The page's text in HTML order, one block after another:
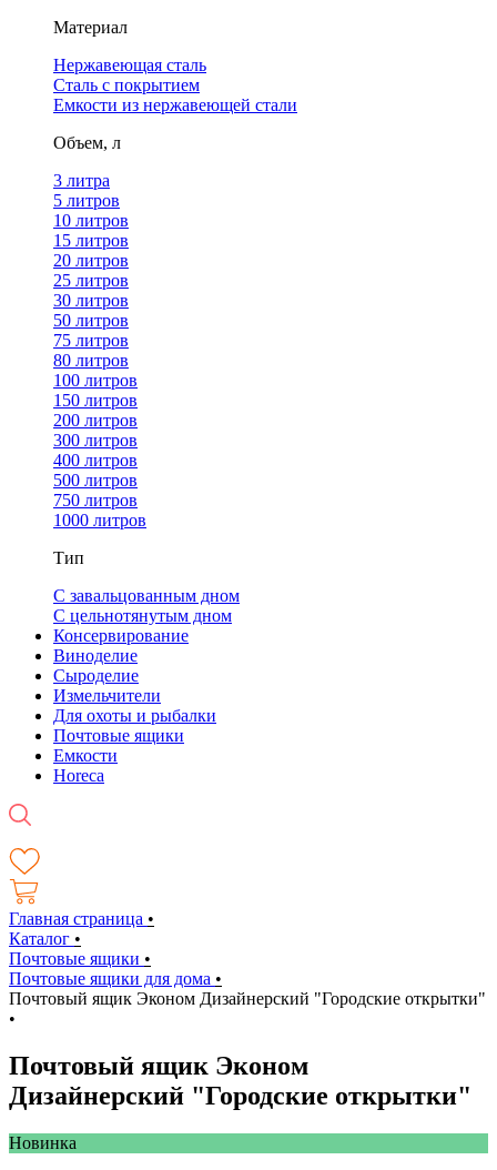
Материал
Нержавеющая сталь
Сталь с покрытием
Емкости из нержавеющей стали
Объем, л
3 литра
5 литров
10 литров
15 литров
20 литров
25 литров
30 литров
50 литров
75 литров
80 литров
100 литров
150 литров
200 литров
300 литров
400 литров
500 литров
750 литров
1000 литров
Тип
С завальцованным дном
С цельнотянутым дном
Консервирование
Виноделие
Сыроделие
Измельчители
Для охоты и рыбалки
Почтовые ящики
Емкости
Horeca
Главная страница •
Каталог •
Почтовые ящики •
Почтовые ящики для дома •
Почтовый ящик Эконом Дизайнерский "Городские открытки"
•
Почтовый ящик Эконом
Дизайнерский "Городские открытки"
Новинкa